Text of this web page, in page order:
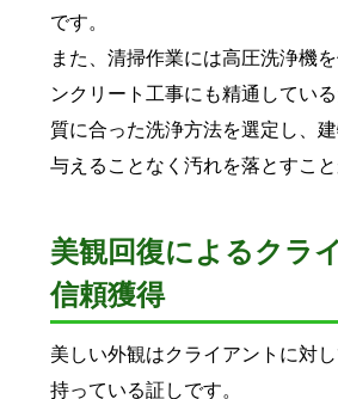
です。
また、清掃作業には高圧洗浄機
ンクリート工事にも精通してい
質に合った洗浄方法を選定し、
与えることなく汚れを落とすこと
美観回復によるクラ
信頼獲得
美しい外観はクライアントに対
持っている証しです。